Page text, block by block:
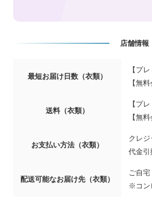
店舗情報
最短お届け日数（衣類）
【プ
【無
送料（衣類）
【プ
【無
お支払い方法（衣類）
クレ
代金引
配送可能なお届け先（衣類）
ご自宅
※コン